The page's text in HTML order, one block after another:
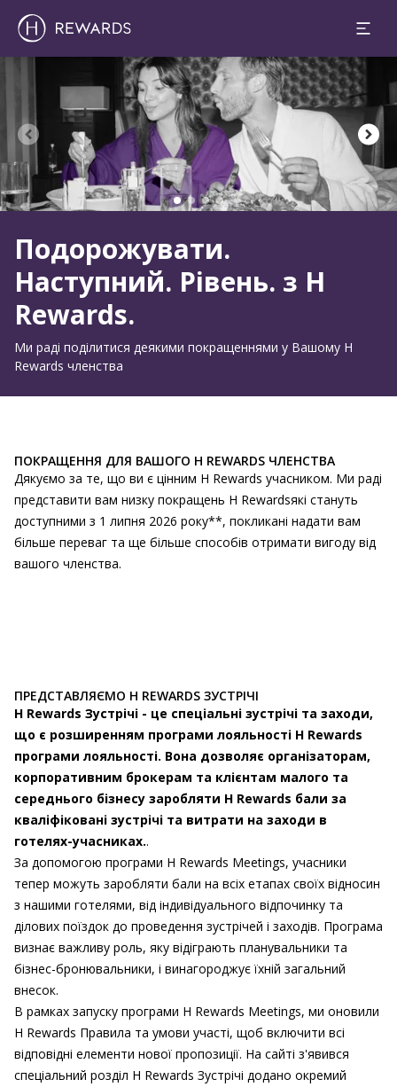
Подорожувати.
Наступний. Рівень. з H
Rewards.
Ми раді поділитися деякими покращеннями у Вашому H
Rewards членства
ПОКРАЩЕННЯ ДЛЯ ВАШОГО H REWARDS ЧЛЕНСТВА
Дякуємо за те, що ви є цінним H Rewards учасником. Ми раді
представити вам низку покращень H Rewardsякі стануть
доступними з 1 липня 2026 року**, покликані надати вам
більше переваг та ще більше способів отримати вигоду від
вашого членства.
ПРЕДСТАВЛЯЄМО H REWARDS ЗУСТРІЧІ
H Rewards Зустрічі - це спеціальні зустрічі та заходи,
що є розширенням програми лояльності H Rewards
програми лояльності. Вона дозволяє організаторам,
корпоративним брокерам та клієнтам малого та
середнього бізнесу заробляти H Rewards бали за
кваліфіковані зустрічі та витрати на заходи в
готелях-учасниках..
За допомогою програми H Rewards Meetings, учасники
тепер можуть заробляти бали на всіх етапах своїх відносин
з нашими готелями, від індивідуального відпочинку та
ділових поїздок до проведення зустрічей і заходів. Програма
визнає важливу роль, яку відіграють планувальники та
бізнес-бронювальники, і винагороджує їхній загальний
внесок.
В рамках запуску програми H Rewards Meetings, ми оновили
H Rewards Правила та умови участі, щоб включити всі
відповідні елементи нової пропозиції. На сайті з'явився
спеціальний розділ H Rewards Зустрічі додано окремий